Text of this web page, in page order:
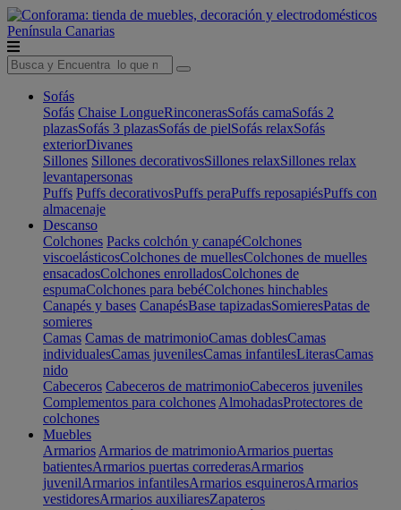
Península Canarias
Sofás
Sofás Chaise LongueRinconerasSofás camaSofás 2
plazasSofás 3 plazasSofás de pielSofás relaxSofás
exteriorDivanes
Sillones Sillones decorativosSillones relaxSillones relax
levantapersonas
Puffs Puffs decorativosPuffs peraPuffs reposapiésPuffs con
almacenaje
Descanso
Colchones Packs colchón y canapéColchones
viscoelásticosColchones de muellesColchones de muelles
ensacadosColchones enrolladosColchones de
espumaColchones para bebéColchones hinchables
Canapés y bases CanapésBase tapizadasSomieresPatas de
somieres
Camas Camas de matrimonioCamas doblesCamas
individualesCamas juvenilesCamas infantilesLiterasCamas
nido
Cabeceros Cabeceros de matrimonioCabeceros juveniles
Complementos para colchones AlmohadasProtectores de
colchones
Muebles
Armarios Armarios de matrimonioArmarios puertas
batientesArmarios puertas correderasArmarios
juvenilArmarios infantilesArmarios esquinerosArmarios
vestidoresArmarios auxiliaresZapateros